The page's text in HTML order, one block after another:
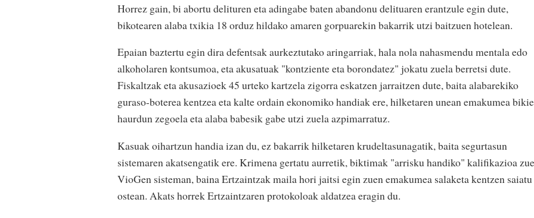
Horrez gain, bi abortu delituren eta adingabe baten abandonu delituaren erantzule egin dute,
bikotearen alaba txikia 18 orduz hildako amaren gorpuarekin bakarrik utzi baitzuen hotelean.
Epaian baztertu egin dira defentsak aurkeztutako aringarriak, hala nola nahasmendu mentala edo
alkoholaren kontsumoa, eta akusatuak "kontziente eta borondatez" jokatu zuela berretsi dute.
Fiskaltzak eta akusazioek 45 urteko kartzela zigorra eskatzen jarraitzen dute, baita alabarekiko
guraso-boterea kentzea eta kalte ordain ekonomiko handiak ere, hilketaren unean emakumea
haurdun zegoela eta alaba babesik gabe utzi zuela azpimarratuz.
Kasuak oihartzun handia izan du, ez bakarrik hilketaren krudeltasunagatik, baita segurtasun
sistemaren akatsengatik ere. Krimena gertatu aurretik, biktimak "arrisku handiko" kalifikazioa
VioGen sisteman, baina Ertzaintzak maila hori jaitsi egin zuen emakumea salaketa kentzen saiatu
ostean. Akats horrek Ertzaintzaren protokoloak aldatzea eragin du.